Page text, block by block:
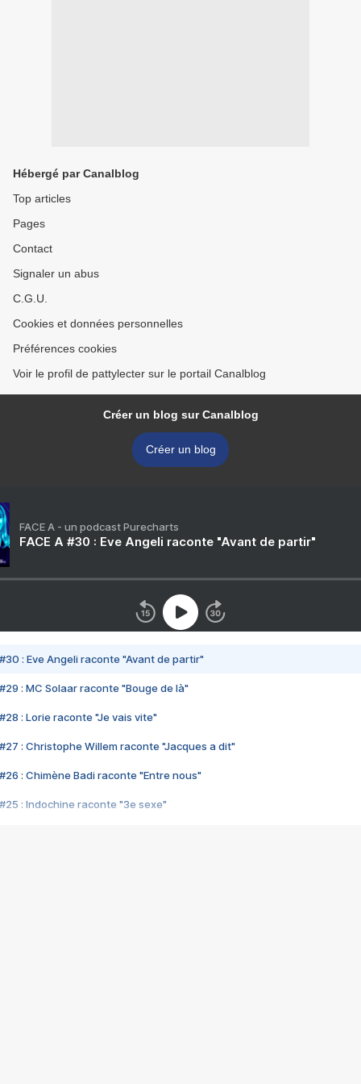
Hébergé par Canalblog
Top articles
Pages
Contact
Signaler un abus
C.G.U.
Cookies et données personnelles
Préférences cookies
Voir le profil de pattylecter sur le portail Canalblog
Créer un blog sur Canalblog
Créer un blog
FACE A - un podcast Purecharts
FACE A #30 : Eve Angeli raconte "Avant de partir"
#30 : Eve Angeli raconte "Avant de partir"
#29 : MC Solaar raconte "Bouge de là"
#28 : Lorie raconte "Je vais vite"
#27 : Christophe Willem raconte "Jacques a dit"
#26 : Chimène Badi raconte "Entre nous"
#25 : Indochine raconte "3e sexe"